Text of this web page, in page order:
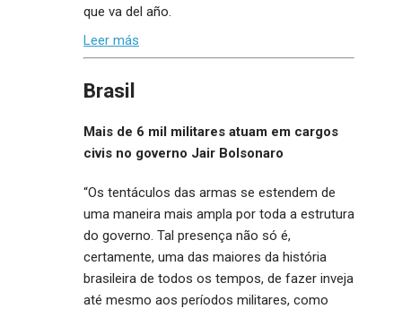
que va del año.
Leer más
Brasil
Mais de 6 mil militares atuam em cargos
civis no governo Jair Bolsonaro
“Os tentáculos das armas se estendem de
uma maneira mais ampla por toda a estrutura
do governo. Tal presença não só é,
certamente, uma das maiores da história
brasileira de todos os tempos, de fazer inveja
até mesmo aos períodos militares, como